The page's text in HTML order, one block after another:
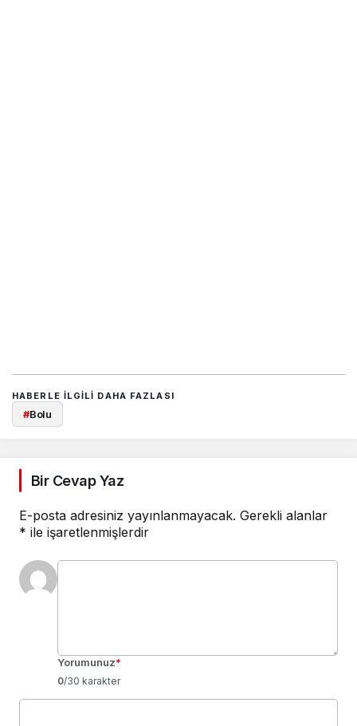
HABERLE ILGILI DAHA FAZLASI
#Bolu
Bir Cevap Yaz
E-posta adresiniz yayınlanmayacak. Gerekli alanlar
* ile işaretlenmişlerdir
Yorumunuz*
0/30 karakter